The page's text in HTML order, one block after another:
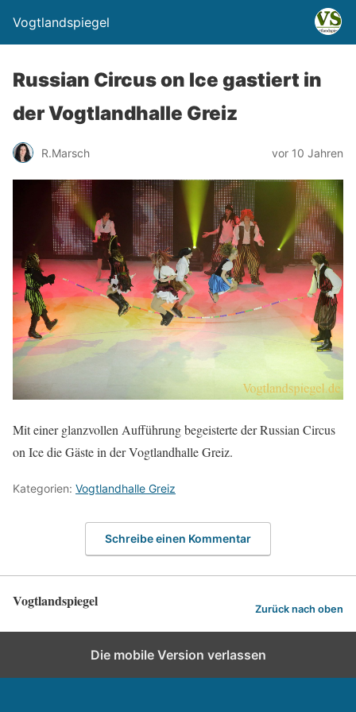
Vogtlandspiegel
Russian Circus on Ice gastiert in
der Vogtlandhalle Greiz
R.Marsch vor 10 Jahren
Mit einer glanzvollen Aufführung begeisterte der Russian Circus
on Ice die Gäste in der Vogtlandhalle Greiz.
Kategorien: Vogtlandhalle Greiz
Schreibe einen Kommentar
Vogtlandspiegel Zurück nach oben
Die mobile Version verlassen